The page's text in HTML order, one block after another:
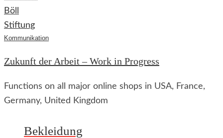
Kommunikation
Zukunft der Arbeit – Work in Progress
Functions on all major online shops in USA, France,
Germany, United Kingdom
Bekleidung